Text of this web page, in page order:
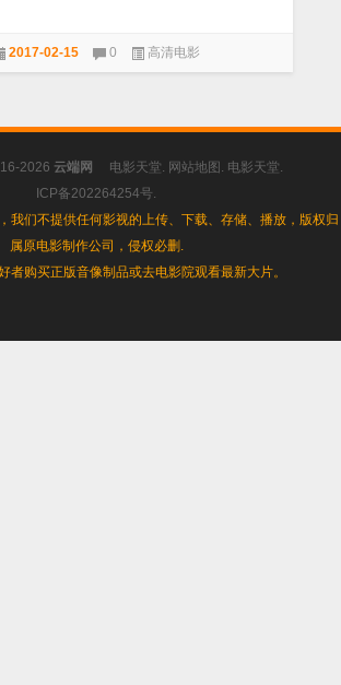
2017-02-15 0 高清电影
2026 云端网 电影天堂 网站地图 电影天堂
ICP备202264254号
我们不提供任何影视的上传、下载、存储、播放，版权归
属原电影制作公司，侵权必删.
者购买正版音像制品或去电影院观看最新大片。